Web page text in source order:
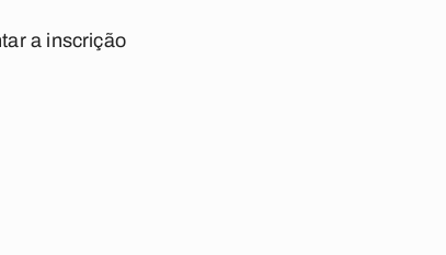
a inscrição